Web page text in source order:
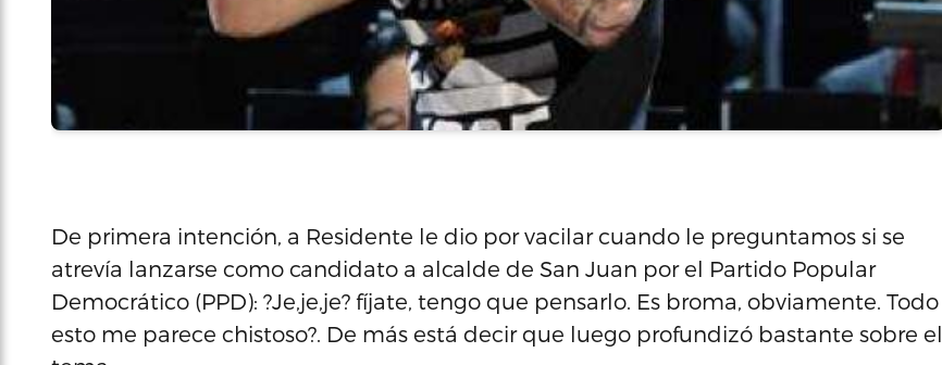
De primera intención, a Residente le dio por vacilar cuando le preguntamos si se
atrevía lanzarse como candidato a alcalde de San Juan por el Partido Popular
Democrático (PPD): ?Je,je,je? fíjate, tengo que pensarlo. Es broma, obviamente. Todo
esto me parece chistoso?. De más está decir que luego profundizó bastante sobre el